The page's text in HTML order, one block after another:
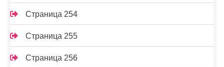
Страница 254
Страница 255
Страница 256